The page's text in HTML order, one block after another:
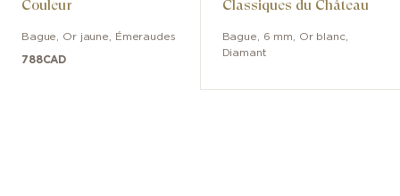
Couleur
Bague Or jaune Émeraudes
788CAD
Classiques du Château
Bague 6 mm Or blanc,
Diamant